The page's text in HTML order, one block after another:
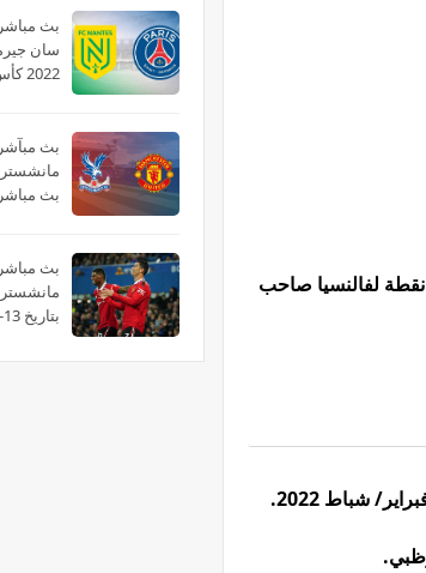
برصيد 39 نقطة، مقابل 30 نقطة لفالنسيا صاحب
بث
2022 كأس السوبر الفرنسي
بث
مانشستر
بث
مانشستر